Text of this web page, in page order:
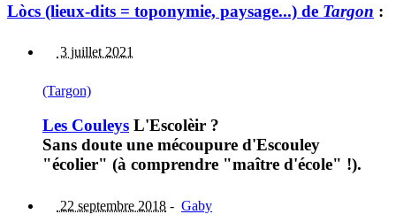
Lòcs (lieux-dits = toponymie, paysage...) de Targon :
3 juillet 2021
(Targon)
Les Couleys L'Escolèir ?
Sans doute une mécoupure d'Escouley
"écolier" (à comprendre "maître d'école" !).
22 septembre 2018 - Gaby